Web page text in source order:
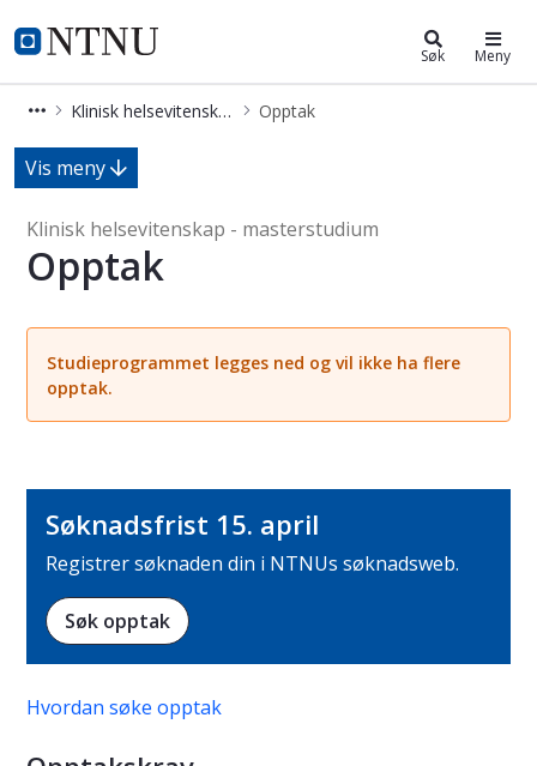
NTNU Hjemmeside
Klinisk helsevitenskap (MKLIHEL)
Søk Meny
Klinisk helsevitenskap (MKLIHEL) Opptak
Opptak - Klinisk helsevitenskap -
Vis meny
Klinisk helsevitenskap - masterstudium
Opptak
Studieprogrammet legges ned og vil ikke ha flere
opptak.
Søknadsfrist 15. april
Registrer søknaden din i NTNUs søknadsweb.
Søk opptak
Hvordan søke opptak